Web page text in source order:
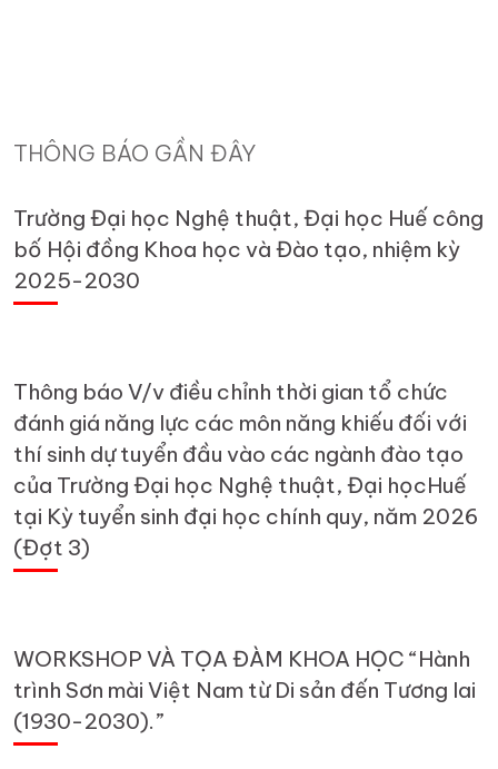
THÔNG BÁO GẦN ĐÂY
Trường Đại học Nghệ thuật, Đại học Huế công
bố Hội đồng Khoa học và Đào tạo, nhiệm kỳ
2025-2030
Thông báo V/v điều chỉnh thời gian tổ chức
đánh giá năng lực các môn năng khiếu đối với
thí sinh dự tuyển đầu vào các ngành đào tạo
của Trường Đại học Nghệ thuật, Đại họcHuế
tại Kỳ tuyển sinh đại học chính quy, năm 2026
(Đợt 3)
WORKSHOP VÀ TỌA ĐÀM KHOA HỌC “Hành
trình Sơn mài Việt Nam từ Di sản đến Tương lai
(1930-2030).”